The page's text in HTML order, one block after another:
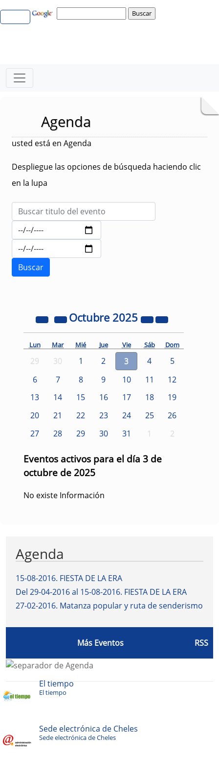
Agenda
usted está en Agenda
Despliegue las opciones de búsqueda haciendo clic
en la lupa
Octubre 2025
Lun Mar Mié Jue Vie Sáb Dom
29 30 1 2 3 4
5
6
7 8 9 10 11
12
13
14 15 16 17 18
19
20
21 22 23 24 25
26
27
28 29 30 31 1 2
Eventos activos para el día 3 de
octubre de 2025
No existe Información
Agenda
15-08-2016. FIESTA DE LA ERA
Del 29-04-2016 al 15-08-2016. FIESTA DE LA ERA
27-02-2016. Matanza popular y ruta de senderismo
Más Eventos RSS
El tiempo
El tiempo
Sede electrónica de Cheles
Sede electrónica de Cheles